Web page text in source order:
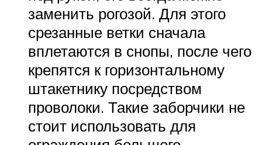
заменить рогозой. Для этого
срезанные ветки сначала
вплетаются в снопы, после чего
крепятся к горизонтальному
штакетнику посредством
проволоки. Такие заборчики не
стоит использовать для